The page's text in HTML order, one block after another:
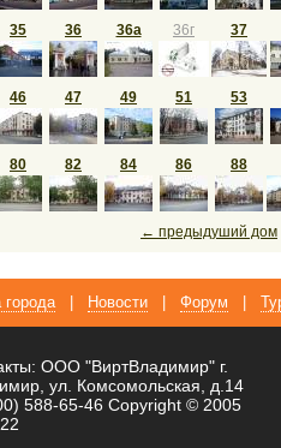
35 36 36а 36г 37
46 47 49 51 53
80 82 84 86 88
← предыдуший дом
города Новости Форум
ООО "ВиртВладимир" г.
ул. Комсомольская, д.14
588-65-46 Copyright © 2005